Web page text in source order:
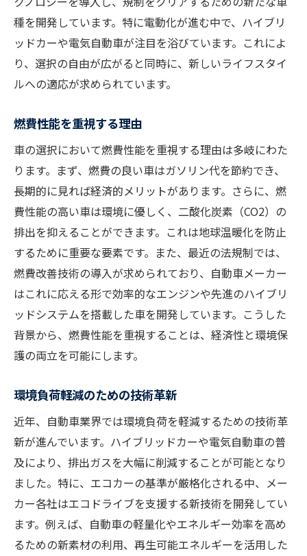
種を開発しています。特に電動化が進む中で、ハイブリ
ッドカーや電気自動車が注目を浴びています。これによ
り、選択の自由が広がると同時に、新しいライフスタイ
ルへの適応が求められています。
燃費性能を重視する理由
車の選択において燃費性能を重視する理由は多岐にわた
ります。まず、燃費の良い車はガソリン代を節約でき、
長期的に見れば経済的メリットがあります。さらに、燃
費性能の高い車は環境に優しく、二酸化炭素（CO2）の
排出を抑えることができます。これは地球温暖化を防止
するために重要な要素です。また、最近の法規制では、
燃費改善技術の導入が求められており、自動車メーカー
はこれに応える形で効率的なエンジンや先進のハイブリ
ッドシステムを搭載した車を開発しています。こうした
背景から、燃費性能を重視することは、経済性と環境保
護の両立を可能にします。
環境負荷軽減のための技術革新
近年、自動車業界では環境負荷を軽減するための技術革
新が進んでいます。ハイブリッドカーや電気自動車の普
及により、排出ガスを大幅に削減することが可能となり
ました。特に、エコカーの基準が厳格化される中、メー
カー各社はエコドライブを支援する新技術を開発してい
ます。例えば、自動車の軽量化やエネルギー効率を高め
るための新素材の利用、再生可能エネルギーを活用した